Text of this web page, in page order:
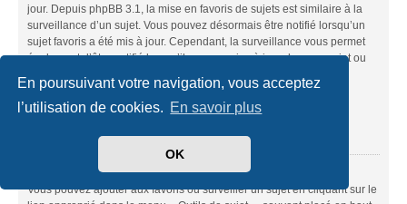
En poursuivant votre navigation, vous acceptez
l’utilisation de cookies. En savoir plus
OK
jour. Depuis phpBB 3.1, la mise en favoris de sujets est similaire à la
surveillance d’un sujet. Vous pouvez désormais être notifié lorsqu’un
sujet favoris a été mis à jour. Cependant, la surveillance vous permet
également d’être notifié lorsqu’il y a une mise à jour dans un sujet ou
surveillances peuvent être configurées depuis le panneau de
l’utilisateur dans l’onglet « Préférences du forum ».
Comment mettre en favoris ou surveiller des sujets ?
Vous pouvez ajouter aux favoris ou surveiller un sujet en cliquant sur le